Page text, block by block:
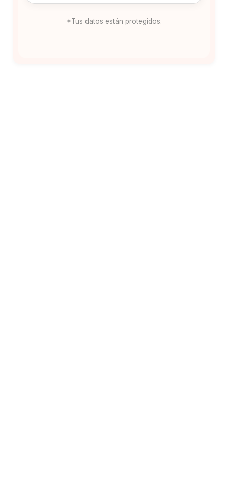
*Tus datos están protegidos.